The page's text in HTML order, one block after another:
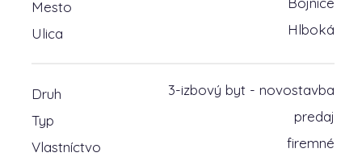
Mesto
Ulica
Hlboká
Druh
3-izbový byt - novostavba
Typ
predaj
Vlastníctvo
firemné